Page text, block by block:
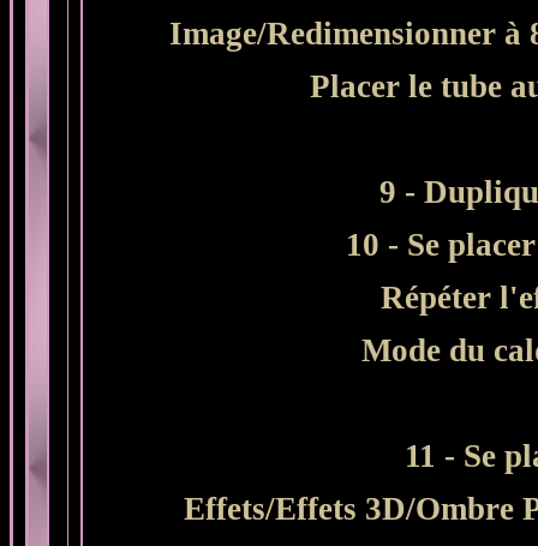
Image/Redimensionner à
Placer le tube
9 -
10 - Se
Répéter
Mode du
11 - Se
Effets/Effets 3D/Ombre